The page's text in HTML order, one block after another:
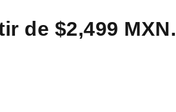
de $2,499 MXN.